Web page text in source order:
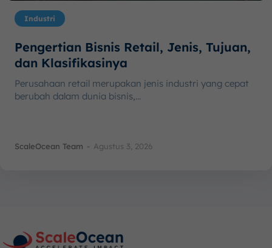
Industri
Pengertian Bisnis Retail, Jenis, Tujuan,
dan Klasifikasinya
Perusahaan retail merupakan jenis industri yang cepat
berubah dalam dunia bisnis,...
ScaleOcean Team - Agustus 3, 2026